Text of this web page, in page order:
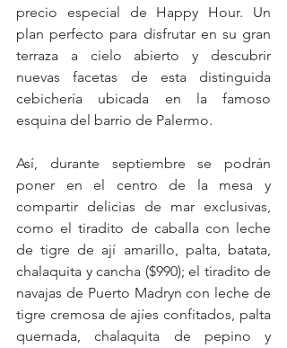
precio especial de Happy Hour. Un
plan perfecto para disfrutar en su gran
terraza a cielo abierto y descubrir
nuevas facetas de esta distinguida
cebichería ubicada en la famoso
esquina del barrio de Palermo.
Así, durante septiembre se podrán
poner en el centro de la mesa y
compartir delicias de mar exclusivas,
como el tiradito de caballa con leche
de tigre de ají amarillo, palta, batata,
chalaquita y cancha ($990); el tiradito de
navajas de Puerto Madryn con leche de
tigre cremosa de ajíes confitados, palta
quemada, chalaquita de pepino y